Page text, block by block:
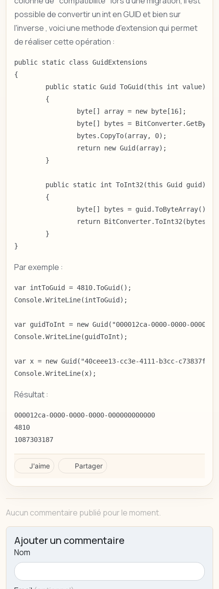
possible de convertir un int en GUID et bien sur
l'inverse , voici une methode d'extension qui permet
de réaliser cette opération :
public static class GuidExtensions
{
}
Par exemple :
var intToGuid = 4810.ToGuid();
Console.WriteLine(intToGuid);
var guidToInt = new Guid("000012ca-0000-0000-0000-
Console.WriteLine(guidToInt);
var x = new Guid("40ceee13-cc3e-4111-b3cc-
Console.WriteLine(x);
Résultat :
000012ca-0000-0000-0000-000000000000
4810
1087303187
J'aime Partager
Aucun commentaire publié pour le moment.
Ajouter un commentaire
Nom